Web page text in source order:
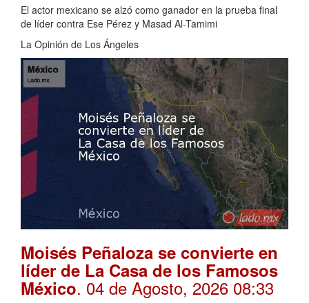
El actor mexicano se alzó como ganador en la prueba final
de líder contra Ese Pérez y Masad Al-Tamimi
La Opinión de Los Ángeles
Moisés Peñaloza se convierte en
líder de La Casa de los Famosos
México. 04 de Agosto, 2026 08:33